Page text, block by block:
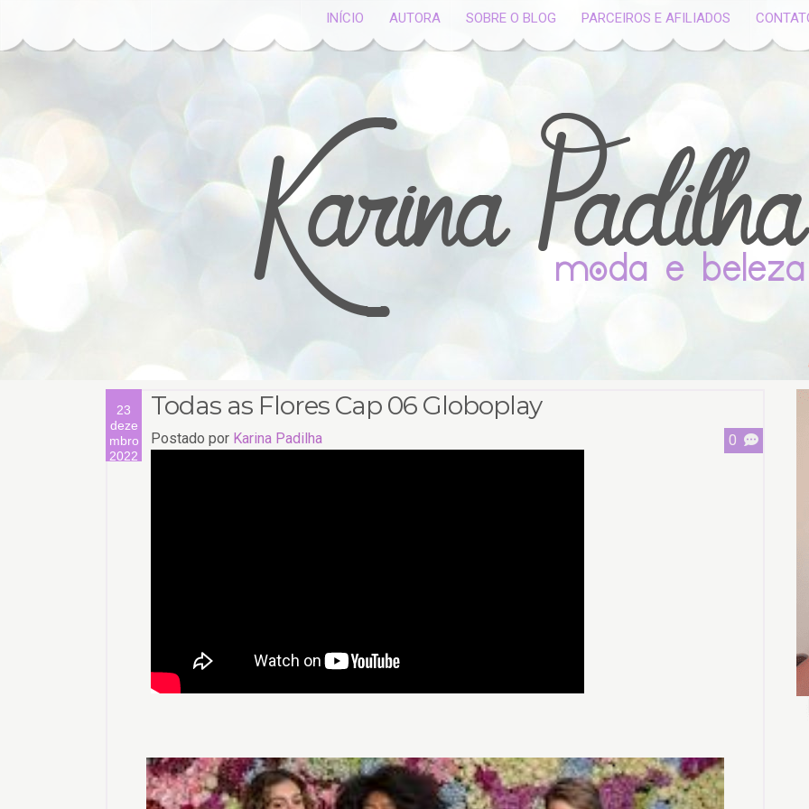
INÍCIO AUTORA SOBRE O BLOG PARCEIROS E AFILIADOS
23
deze
mbro
2022
Todas as Flores Cap 06 Globoplay
Postado por Karina Padilha 0